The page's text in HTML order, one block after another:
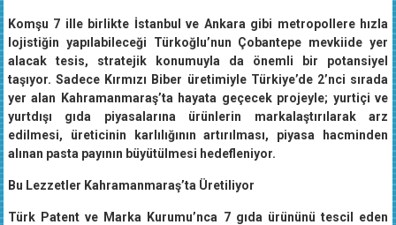
Komşu 7 ille birlikte İstanbul ve Ankara gibi metropollere hızla
lojistiğin yapılabileceği Türkoğlu’nun Çobantepe mevkiide yer
alacak tesis, stratejik konumuyla da önemli bir potansiyel
taşıyor. Sadece Kırmızı Biber üretimiyle Türkiye’de 2’nci sırada
yer alan Kahramanmaraş’ta hayata geçecek projeyle; yurtiçi ve
yurtdışı gıda piyasalarına ürünlerin markalaştırılarak arz
edilmesi, üreticinin karlılığının artırılması, piyasa hacminden
alınan pasta payının büyütülmesi hedefleniyor.
Bu Lezzetler Kahramanmaraş’ta Üretiliyor
Türk Patent ve Marka Kurumu’nca 7 gıda ürününü tescil eden